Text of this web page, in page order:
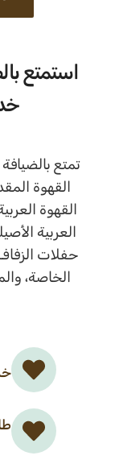
استمتع
تمتع
القهوة
القهوة
العربية
حفلات
الخاصة،